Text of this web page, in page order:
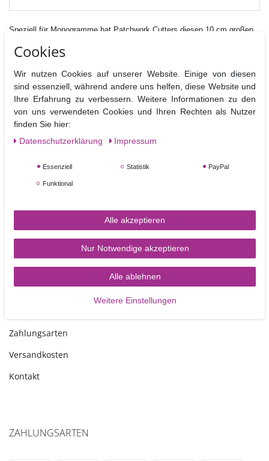
Speziell für Monogramme hat Patchwork Cutters diesen 10 cm großen
Wenn Sie die Blütenpaste vor dem Ausstechen mit einer Strukturrolle
Varianten dieses Buchstaben, sowohl für elegante Hochzeitstorten, als
auch zum fröhlichen Kindergeburtstag.
Der Ausstecher ist auch als Keksausstecher gut geeignet, so können
Material: Kunststoff
Größe: ca.10 cm
Zahlungsarten
Versandkosten
Kontakt
ZAHLUNGSARTEN
Cookies
Wir nutzen Cookies auf unserer Website. Einige von diesen
sind essenziell, während andere uns helfen, diese Website und
Ihre Erfahrung zu verbessern. Weitere Informationen zu den
von uns verwendeten Cookies und Ihren Rechten als Nutzer
finden Sie hier:
Daten­schutz­erklärung
Impressum
Essenziell Statistik PayPal
Funktional
Alle akzeptieren
Nur Notwendige akzeptieren
Alle ablehnen
Weitere Einstellungen